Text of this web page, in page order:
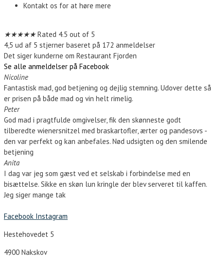
Kontakt os for at høre mere
★★★★★ Rated 4.5 out of 5
4,5 ud af 5 stjerner baseret på 172 anmeldelser
Det siger kunderne om Restaurant Fjorden
Se alle anmeldelser på Facebook
Nicoline
Fantastisk mad, god betjening og dejlig stemning. Udover dette så
er prisen på både mad og vin helt rimelig.
Peter
God mad i pragtfulde omgivelser, fik den skønneste godt
tilberedte wienersnitzel med braskartofler, ærter og pandesovs -
den var perfekt og kan anbefales. Nød udsigten og den smilende
betjening
Anita
I dag var jeg som gæst ved et selskab i forbindelse med en
bisættelse. Sikke en skøn lun kringle der blev serveret til kaffen.
Jeg siger mange tak
Facebook Instagram
Hestehovedet 5
4900 Nakskov